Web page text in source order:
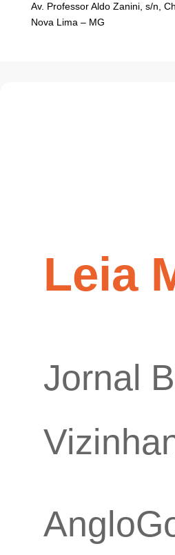
Av. Professor Aldo Zanini, s/n,
Nova Lima – MG
Leia
Jornal